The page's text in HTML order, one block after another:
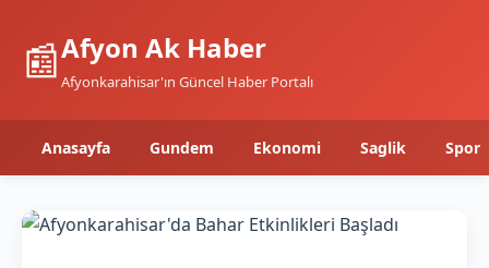
📰Afyon Ak Haber
Afyonkarahisar'ın Güncel Haber Portalı
Anasayfa Gundem Ekonomi Saglik Spor